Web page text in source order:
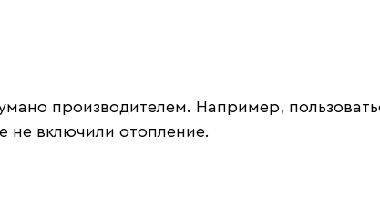
производителем. Например,
не включили отопление.